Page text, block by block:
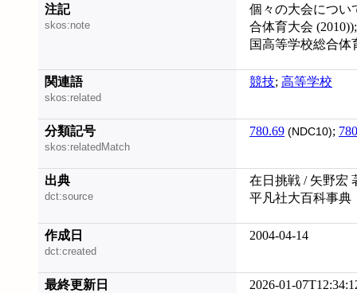
注記
skos:note
個々の大会につい
合体育大会
国高等学校総合体
関連語
skos:related
競技; 高等学校
分類記号
skos:relatedMatch
780.69 (NDC10);
出典
dct:source
在日挑戦 / 矢野宏
平凡社大百科事典
作成日
dct:created
2004-04-14
最終更新日 2026-01-